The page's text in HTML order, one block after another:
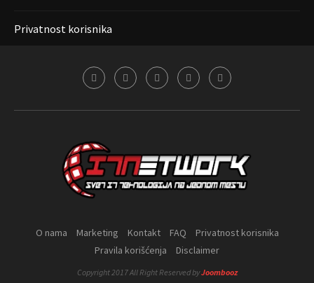
Privatnost korisnika
O nama Marketing Kontakt FAQ
Privatnost korisnika
Pravila korišćenja
Disclaimer
Copyright 2017 All Right Reserved byJoombooz